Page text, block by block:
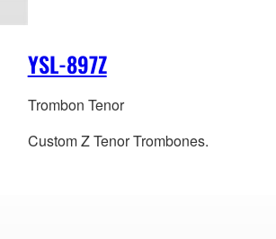
YSL-897Z
Trombon Tenor
Custom Z Tenor Trombones.